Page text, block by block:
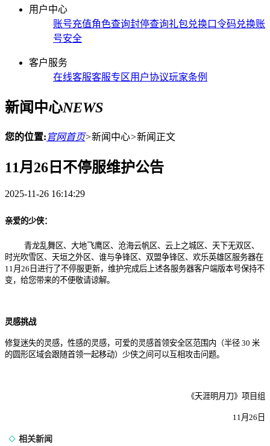
用户中心
账号充值角色查询封停查询礼包兑换口令码兑换账
号安全
客户服务
在线客服客服专区用户协议玩家条例
新闻中心NEWS
您的位置: 官网首页>新闻中心>新闻正文
11月26日不停服维护公告
2025-11-26 16:14:29
亲爱的少侠：
青龙乱舞区、大地飞鹰区、沧海云帆区、云上之城区、天下无双区、
时光吹雪区、天垣之外区、谁与争锋区、双盟争锋区、欢乐英雄区服务器在
11月 26 日进行了不停服更新，维护完成后上述各服务器客户端版本号保持不
变，给您带来的不便敬请谅解。
灵感挑战
修复迷失的灵感，性感的灵感，可爱的灵感首领安全区范围内（半径 30 米
的圆形区域会跟随首领一起移动）少侠之间可以互相攻击问题。
《天涯明月刀》项目组
11月 26 日
相关新闻